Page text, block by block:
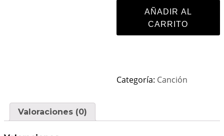
AÑADIR AL
CARRITO
Categoría: Canción
Valoraciones (0)